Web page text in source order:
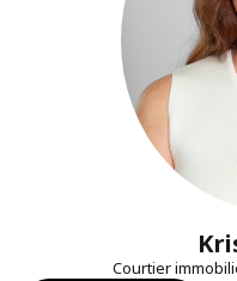
Courtier